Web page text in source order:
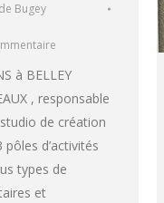
Bugey
à BELLEY
, responsable
de création
d’activités
types de
et